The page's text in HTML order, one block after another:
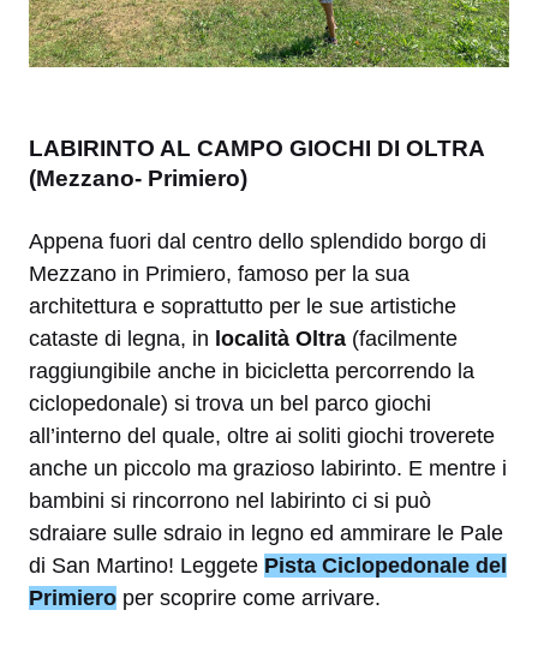
LABIRINTO AL CAMPO GIOCHI DI OLTRA
(Mezzano- Primiero)
Appena fuori dal centro dello splendido borgo di
Mezzano in Primiero, famoso per la sua
architettura e soprattutto per le sue artistiche
cataste di legna, in località Oltra (facilmente
raggiungibile anche in bicicletta percorrendo la
ciclopedonale) si trova un bel parco giochi
all’interno del quale, oltre ai soliti giochi troverete
anche un piccolo ma grazioso labirinto. E mentre i
bambini si rincorrono nel labirinto ci si può
sdraiare sulle sdraio in legno ed ammirare le Pale
di San Martino! Leggete Pista Ciclopedonale del
Primiero per scoprire come arrivare.